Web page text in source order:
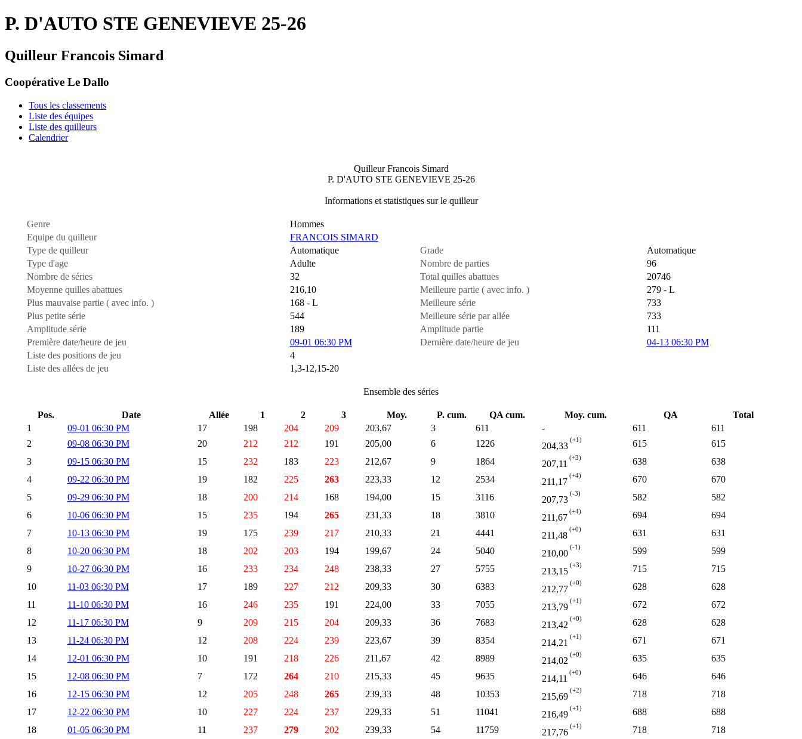
P. D'AUTO STE GENEVIEVE 25-26
Quilleur Francois Simard
Coopérative Le Dallo
Tous les classements
Liste des équipes
Liste des quilleurs
Calendrier
Quilleur Francois Simard
P. D'AUTO STE GENEVIEVE 25-26
Informations et statistiques sur le quilleur
Genre
Hommes
Equipe du quilleur
FRANCOIS SIMARD
Type de quilleur
Automatique Grade
Automatique
Type d'age
Adulte Nombre de parties
96
Nombre de séries
32 Total quilles abattues
20746
Moyenne quilles abattues
216,10 Meilleure partie ( avec info. )
279 - L
Plus mauvaise partie ( avec info. )
168 - L Meilleure série
733
Plus petite série
544 Meilleure série par allée
733
Amplitude série
189 Amplitude partie
111
Première date/heure de jeu
09-01 06:30 PM Dernière date/heure de jeu
04-13 06:30 PM
Liste des positions de jeu
4
Liste des allées de jeu
1,3-12,15-20
Ensemble des séries
Pos. Date Allée 1 2 3 Moy. P. cum. QA cum. Moy. cum. QA
Total
1
09-01 06:30 PM 17 198 204 209 203,67 3 611 - 611
611
2
09-08 06:30 PM 20 212 212 191 205,00 6 1226 204,33
(+1) 615
615
3
09-15 06:30 PM 15 232 183 223 212,67 9 1864 207,11
(+3) 638
638
4
09-22 06:30 PM 19 182 225 263 223,33 12 2534 211,17
(+4) 670
670
5
09-29 06:30 PM 18 200 214 168 194,00 15 3116 207,73
(-3) 582
582
6
10-06 06:30 PM 15 235 194 265 231,33 18 3810 211,67
(+4) 694
694
7
10-13 06:30 PM 19 175 239 217 210,33 21 4441 211,48
(+0) 631
631
8
10-20 06:30 PM 18 202 203 194 199,67 24 5040 210,00
(-1) 599
599
9
10-27 06:30 PM 16 233 234 248 238,33 27 5755 213,15
(+3) 715
715
10
11-03 06:30 PM 17 189 227 212 209,33 30 6383 212,77
(+0) 628
628
11
11-10 06:30 PM 16 246 235 191 224,00 33 7055 213,79
(+1) 672
672
12
11-17 06:30 PM 9 209 215 204 209,33 36 7683 213,42
(+0) 628
628
13
11-24 06:30 PM 12 208 224 239 223,67 39 8354 214,21
(+1) 671
671
14
12-01 06:30 PM 10 191 218 226 211,67 42 8989 214,02
(+0) 635
635
15
12-08 06:30 PM 7 172 264 210 215,33 45 9635 214,11
(+0) 646
646
16
12-15 06:30 PM 12 205 248 265 239,33 48 10353 215,69
(+2) 718
718
17
12-22 06:30 PM 10 227 224 237 229,33 51 11041 216,49
(+1) 688
688
18
01-05 06:30 PM 11 237 279 202 239,33 54 11759 217,76
(+1) 718
718